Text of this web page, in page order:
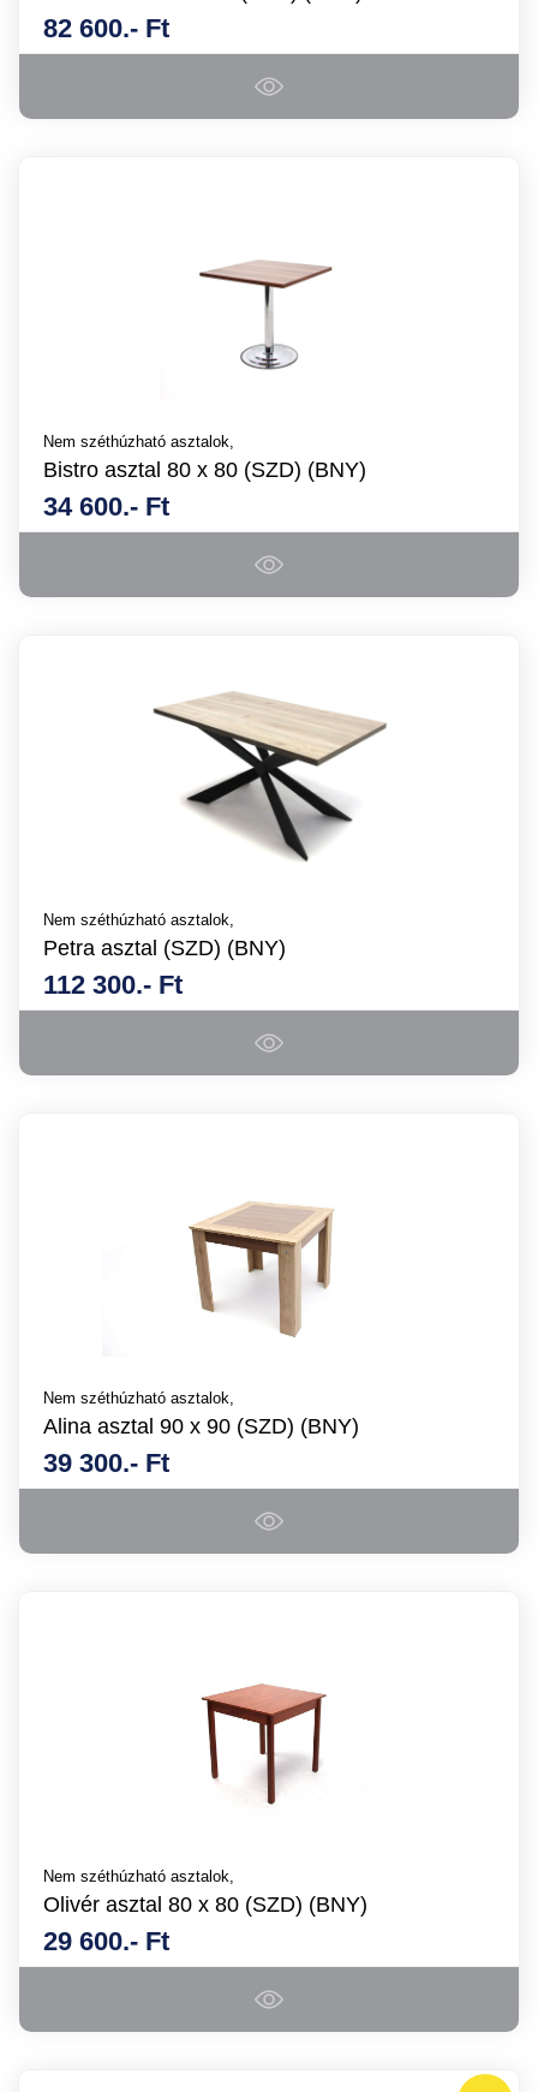
82 600.- Ft
Nem széthúzható asztalok,
Bistro asztal 80 x 80 (SZD) (BNY)
34 600.- Ft
Nem széthúzható asztalok,
Petra asztal (SZD) (BNY)
112 300.- Ft
Nem széthúzható asztalok,
Alina asztal 90 x 90 (SZD) (BNY)
39 300.- Ft
Nem széthúzható asztalok,
Olivér asztal 80 x 80 (SZD) (BNY)
29 600.- Ft